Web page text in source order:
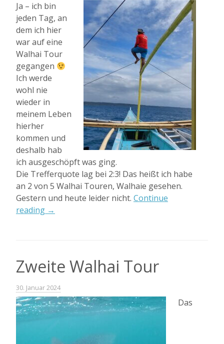
Ja – ich bin
jeden Tag, an
dem ich hier
war auf eine
Walhai Tour
gegangen
Ich werde
wohl nie
wieder in
meinem Leben
hierher
kommen und
deshalb hab
ich ausgeschöpft was ging.
Die Trefferquote lag bei 2:3! Das heißt ich habe
an 2 von 5 Walhai Touren, Walhaie gesehen.
Gestern und heute leider nicht. Continue
reading „und
Walhai
die
3.
→
Zweite Walhai Tour
30. Januar 2024
Das